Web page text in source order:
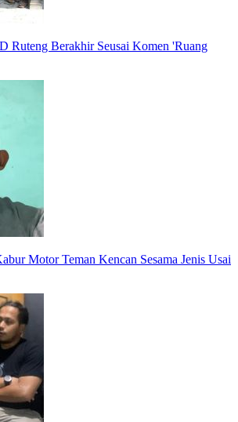
Ruteng Berakhir Seusai Komen 'Ruang
Motor Teman Kencan Sesama Jenis Usai